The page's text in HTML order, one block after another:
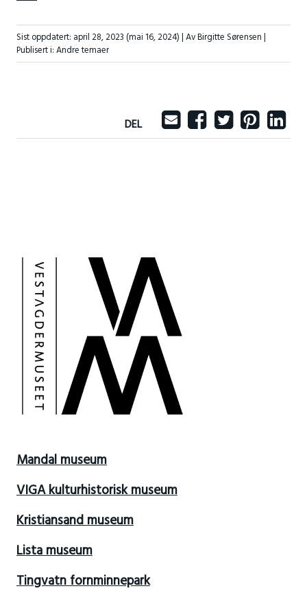
Sist oppdatert: april 28, 2023 (mai 16, 2024)| Av Birgitte Sørensen |
Publisert i:Andre temaer
DEL
Mandal museum
VIGA kulturhistorisk museum
Kristiansand museum
Lista museum
Tingvatn fornminnepark